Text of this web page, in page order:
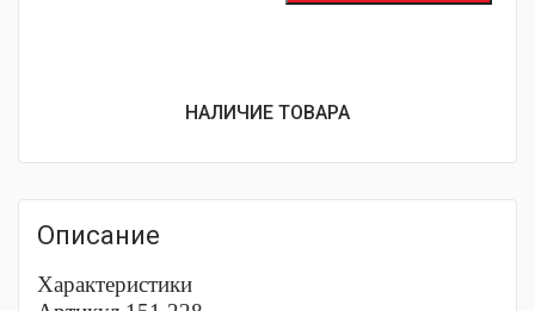
НАЛИЧИЕ ТОВАРА
Описание
Характеристики